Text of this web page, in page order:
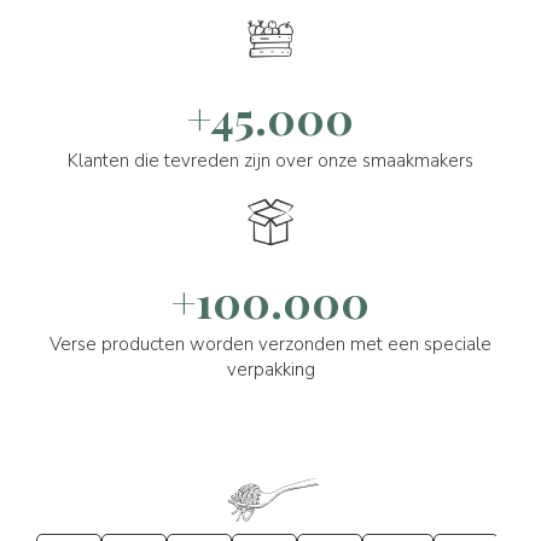
+45.000
Klanten die tevreden zijn over onze smaakmakers
+100.000
Verse producten worden verzonden met een speciale
verpakking